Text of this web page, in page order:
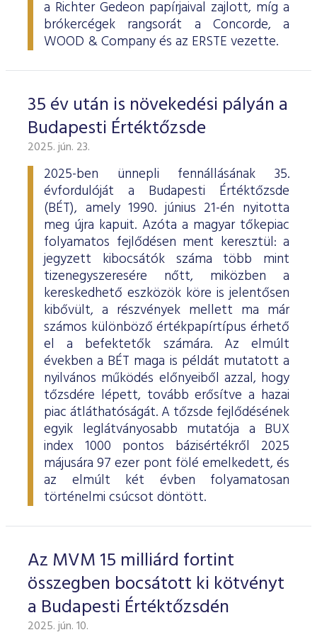
a Richter Gedeon papírjaival zajlott, míg a
brókercégek rangsorát a Concorde, a
WOOD & Company és az ERSTE vezette.
35 év után is növekedési pályán a
Budapesti Értéktőzsde
2025. jún. 23.
2025-ben ünnepli fennállásának 35.
évfordulóját a Budapesti Értéktőzsde
(BÉT), amely 1990. június 21-én nyitotta
meg újra kapuit. Azóta a magyar tőkepiac
folyamatos fejlődésen ment keresztül: a
jegyzett kibocsátók száma több mint
tizenegyszeresére nőtt, miközben a
kereskedhető eszközök köre is jelentősen
kibővült, a részvények mellett ma már
számos különböző értékpapírtípus érhető
el a befektetők számára. Az elmúlt
években a BÉT maga is példát mutatott a
nyilvános működés előnyeiből azzal, hogy
tőzsdére lépett, tovább erősítve a hazai
piac átláthatóságát. A tőzsde fejlődésének
egyik leglátványosabb mutatója a BUX
index 1000 pontos bázisértékről 2025
májusára 97 ezer pont fölé emelkedett, és
az elmúlt két évben folyamatosan
történelmi csúcsot döntött.
Az MVM 15 milliárd fortint
összegben bocsátott ki kötvényt
a Budapesti Értéktőzsdén
2025. jún. 10.